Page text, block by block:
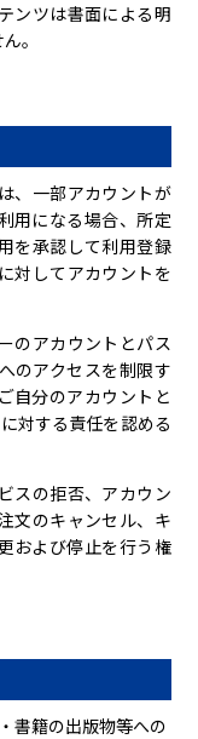
ンツは書面による明
。
、一部アカウントが
用になる場合、所定
を承認して利用登録
対してアカウントを
のアカウントとパス
のアクセスを制限す
自分のアカウントと
対する責任を認める
スの拒否、アカウン
文のキャンセル、キ
および停止を行う権
書籍の出版物等への